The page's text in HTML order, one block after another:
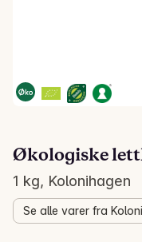
Økologiske
1 kg, Kolonihagen
Se alle varer fra